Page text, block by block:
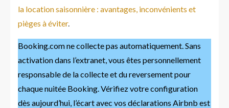
la location saisonnière : avantages, inconvénients et
pièges à éviter.
Booking.com ne collecte pas automatiquement. Sans
activation dans l’extranet, vous êtes personnellement
responsable de la collecte et du reversement pour
chaque nuitée Booking. Vérifiez votre configuration
dès aujourd’hui, l’écart avec vos déclarations Airbnb est